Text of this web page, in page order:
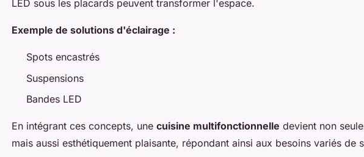
LED sous les placards peuvent transformer l'espace.
Exemple de solutions d'éclairage :
Spots encastrés
Suspensions
Bandes LED
En intégrant ces concepts, une cuisine multifonctionnelle devient non
mais aussi esthétiquement plaisante, répondant ainsi aux besoins variés de